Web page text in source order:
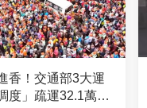
香！交通部3大運
度」疏運32.1萬創